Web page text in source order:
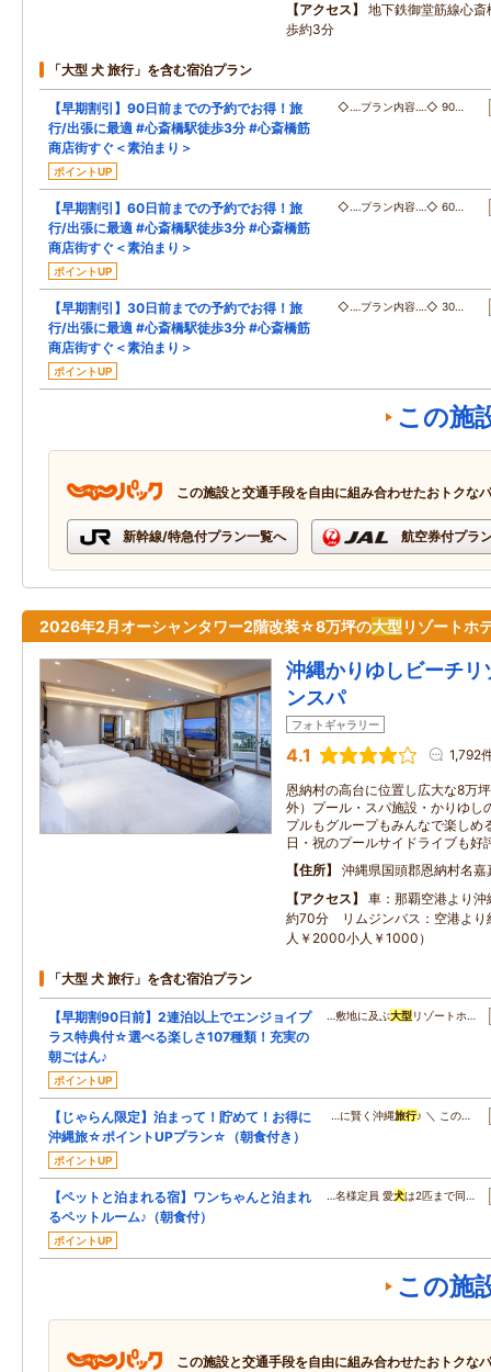
アクセス
地下鉄御堂筋線心
歩約3分
「大型 犬 旅行」を含む宿泊プラン
【早期割引】90日前までの予約でお得！旅
行/出張に最適 #心斎橋駅徒歩3分 #心斎橋筋
商店街すぐ＜素泊まり＞
ポイントUP
◇‥‥プラン内容‥‥◇ 90…
【早期割引】60日前までの予約でお得！旅
行/出張に最適 #心斎橋駅徒歩3分 #心斎橋筋
商店街すぐ＜素泊まり＞
ポイントUP
◇‥‥プラン内容‥‥◇ 60…
【早期割引】30日前までの予約でお得！旅
行/出張に最適 #心斎橋駅徒歩3分 #心斎橋筋
商店街すぐ＜素泊まり＞
ポイントUP
◇‥‥プラン内容‥‥◇ 30…
この施
この施設と交通手段を自由に組み合わせたおトクな
新幹線/特急付プラン一覧へ 航空券付プラ
2026年2月オーシャンタワー2階改装☆8万坪の大型 リゾートホ
沖縄かりゆしビーチリ
ンスパ
フォトギャラリー
4.1 1,792
恩納村の高台に位置し広大な8万
外）プール・スパ施設・かりゆし
プルもグループもみんなで楽しめ
日・祝のプールサイドライブも好
住所
沖縄県国頭郡恩納村名
アクセス
車：那覇空港より
約70分 リムジンバス：空港より
人￥2000小人￥1000）
「大型 犬 旅行」を含む宿泊プラン
【早期割90日前】2連泊以上でエンジョイプ
ラス特典付☆選べる楽しさ107種類！充実の
朝ごはん♪
ポイントUP
…敷地に及ぶ大型リゾートホ…
【じゃらん限定】泊まって！貯めて！お得に
沖縄旅☆ポイントUPプラン☆（朝食付き）
ポイントUP
…に賢く沖縄旅行♪ ＼ この…
【ペットと泊まれる宿】ワンちゃんと泊まれ
るペットルーム♪（朝食付）
ポイントUP
…名様定員 愛犬は2匹まで同…
この施
この施設と交通手段を自由に組み合わせたおトクな